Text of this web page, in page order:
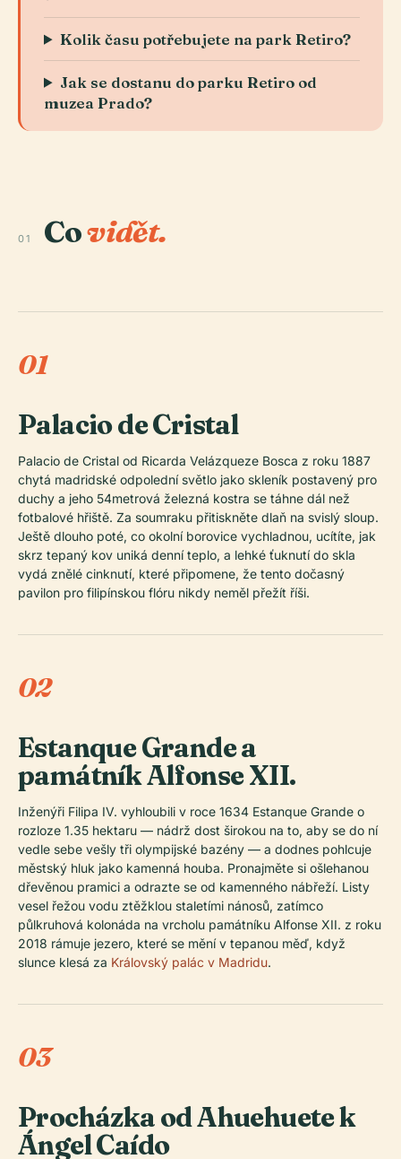
Kolik času potřebujete na park Retiro?
Jak se dostanu do parku Retiro od
muzea Prado?
01 Covidět.
01
Palacio de Cristal
Palacio de Cristal od Ricarda Velázqueze Bosca z roku 1887
chytá madridské odpolední světlo jako skleník postavený pro
duchy a jeho 54metrová železná kostra se táhne dál než
fotbalové hřiště. Za soumraku přitiskněte dlaň na svislý sloup.
Ještě dlouho poté, co okolní borovice vychladnou, ucítíte, jak
skrz tepaný kov uniká denní teplo, a lehké ťuknutí do skla
vydá znělé cinknutí, které připomene, že tento dočasný
pavilon pro filipínskou flóru nikdy neměl přežít říši.
02
Estanque Grande a
památník Alfonse XII.
Inženýři Filipa IV. vyhloubili v roce 1634 Estanque Grande o
rozloze 1.35 hektaru — nádrž dost širokou na to, aby se do ní
vedle sebe vešly tři olympijské bazény — a dodnes pohlcuje
městský hluk jako kamenná houba. Pronajměte si ošlehanou
dřevěnou pramici a odrazte se od kamenného nábřeží. Listy
vesel řežou vodu ztěžklou staletími nánosů, zatímco
půlkruhová kolonáda na vrcholu památníku Alfonse XII. z roku
2018 rámuje jezero, které se mění v tepanou měď, když
slunce klesá za Královský palác v Madridu.
03
Procházka od Ahuehuete k
Ángel Caído